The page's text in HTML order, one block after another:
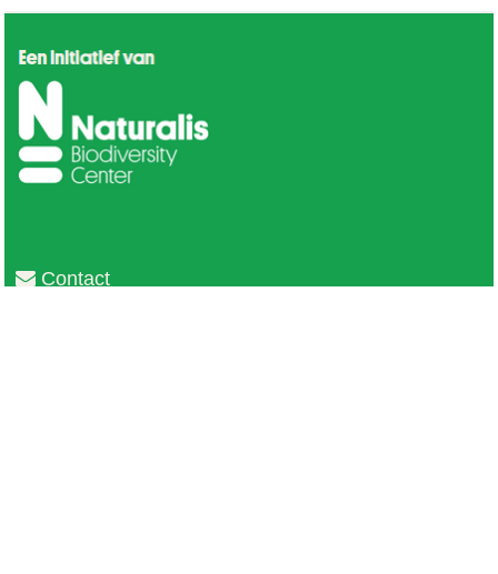
Contact